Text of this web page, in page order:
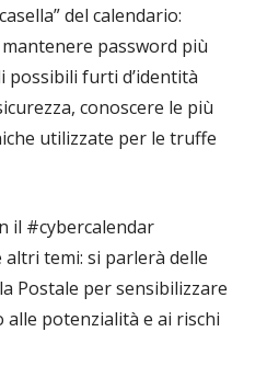
del calendario:
password più
possibili furti d’identità
conoscere le più
utilizzate per le truffe
il #cybercalendar
temi: si parlerà delle
Postale per sensibilizzare
potenzialità e ai rischi